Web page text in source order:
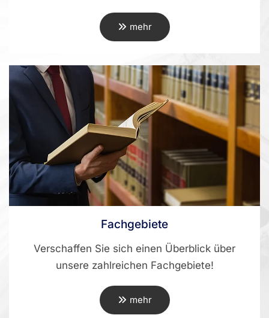
mehr
Fachgebiete
Verschaffen Sie sich einen Überblick über
unsere zahlreichen Fachgebiete!
mehr